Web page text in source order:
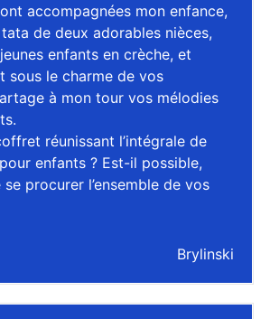
accompagnées mon enfance,
tata de deux adorables nièces,
enfants en crèche, et
sous le charme de vos
à mon tour vos mélodies
réunissant l’intégrale de
enfants ? Est-il possible,
se procurer l’ensemble de vos
Brylinski